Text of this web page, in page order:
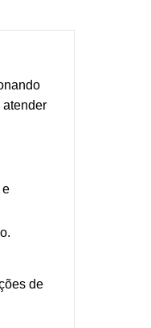
atender
e
de